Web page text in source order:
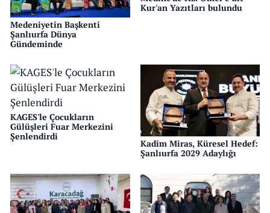
Medeniyetin Başkenti
Şanlıurfa Dünya
Gündeminde
Kur'an Yazıtları bulundu
KAGES'le Çocukların
Gülüşleri Fuar Merkezini
Şenlendirdi
Kadim Miras, Küresel Hedef:
Şanlıurfa 2029 Adaylığı